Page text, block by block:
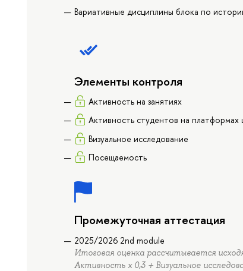
Вариативные дисциплины блока по
Элементы контроля
Активность на занятиях
Активность студентов на
Визуальное исследование
Посещаемость
Промежуточная аттестация
2025/2026 2nd module
Итоговая оценка рассчитывается
Активность x 0,3 + Визуальное